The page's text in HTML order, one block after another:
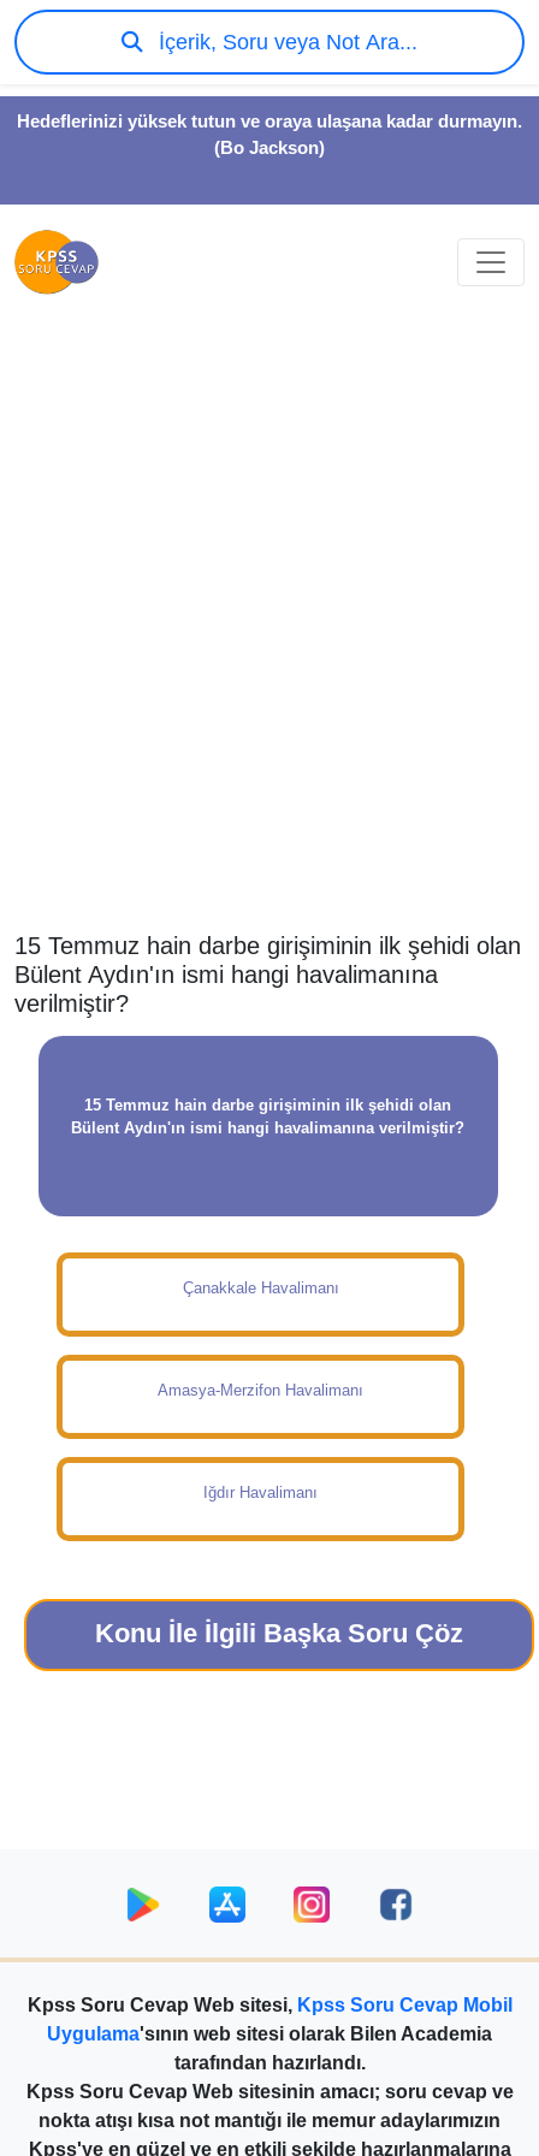
Hedeflerinizi yüksek tutun ve oraya ulaşana kadar durmayın.
(Bo Jackson)
İçerik, Soru veya Not Ara...
15 Temmuz hain darbe girişiminin ilk şehidi olan
Bülent Aydın'ın ismi hangi havalimanına
verilmiştir?
15 Temmuz hain darbe girişiminin ilk şehidi olan
Bülent Aydın'ın ismi hangi havalimanına verilmiştir?
Çanakkale Havalimanı
Amasya-Merzifon Havalimanı
Iğdır Havalimanı
Konu İle İlgili Başka Soru Çöz
Kpss Soru Cevap Web sitesi, Kpss Soru Cevap Mobil
Uygulama'sının web sitesi olarak Bilen Academia
tarafından hazırlandı.
Kpss Soru Cevap Web sitesinin amacı; soru cevap ve
nokta atışı kısa not mantığı ile memur adaylarımızın
Kpss'ye en güzel ve en etkili şekilde hazırlanmalarına